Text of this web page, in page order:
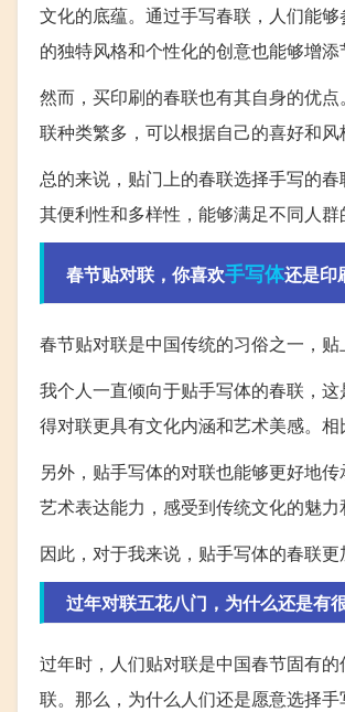
文化的底蕴。通过手写春联，人们能
的独特风格和个性化的创意也能够增添
然而，买印刷的春联也有其自身的优
联种类繁多，可以根据自己的喜好和风
总的来说，贴门上的春联选择手写的
其便利性和多样性，能够满足不同人群
春节贴对联，你喜欢手写体还是印
春节贴对联是中国传统的习俗之一，
我个人一直倾向于贴手写体的春联，
得对联更具有文化内涵和艺术美感。
另外，贴手写体的对联也能够更好地
艺术表达能力，感受到传统文化的魅
因此，对于我来说，贴手写体的春联更
过年对联五花八门，为什么还是有
过年时，人们贴对联是中国春节固有
联。那么，为什么人们还是愿意选择手